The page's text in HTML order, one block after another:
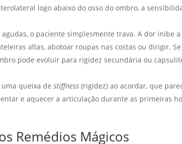
logo abaixo do osso do ombro, a
agudas, o paciente simplesmente trava. A dor inibe a
altas, abotoar roupas nas costas ou dirigir. Se
pode evoluir para rigidez secundária ou
uma queixa destiffness (rigidez) ao acordar, que
e aquecer a articulação durante as primeiras
Remédios Mágicos